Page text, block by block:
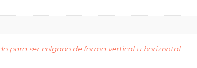
para ser colgado de forma vertical u horizontal